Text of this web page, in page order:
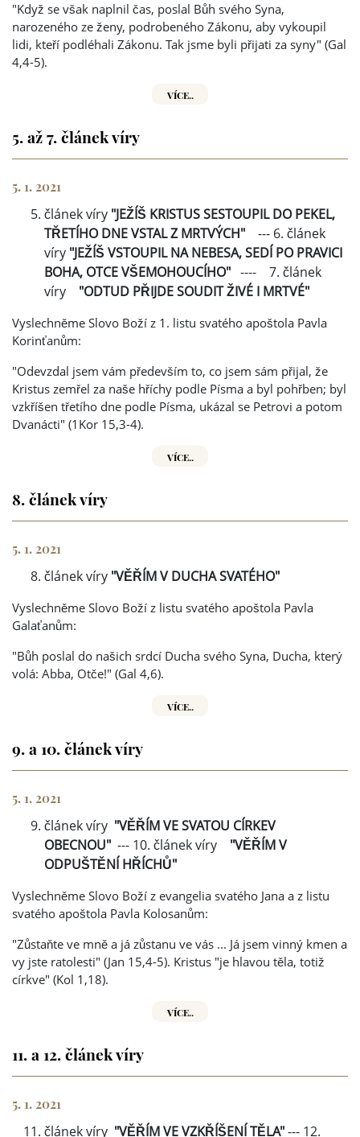
"Když se však naplnil čas, poslal Bůh svého Syna,
narozeného ze ženy, podrobeného Zákonu, aby vykoupil
lidi, kteří podléhali Zákonu. Tak jsme byli přijati za syny" (Gal
4,4-5).
VÍCE..
5. až 7. článek víry
5. 1. 2021
článek víry "JEŽÍŠ KRISTUS SESTOUPIL DO PEKEL,
TŘETÍHO DNE VSTAL Z MRTVÝCH"
--- 6. článek
víry "JEŽÍŠ VSTOUPIL NA NEBESA, SEDÍ PO PRAVICI
BOHA, OTCE VŠEMOHOUCÍHO" ---- 7. článek
víry "ODTUD PŘIJDE SOUDIT ŽIVÉ I MRTVÉ"
Vyslechněme Slovo Boží z 1. listu svatého apoštola Pavla
Korinťanům:
"Odevzdal jsem vám především to, co jsem sám přijal, že
Kristus zemřel za naše hříchy podle Písma a byl pohřben; byl
vzkříšen třetího dne podle Písma, ukázal se Petrovi a potom
Dvanácti" (1Kor 15,3-4).
VÍCE..
8. článek víry
5. 1. 2021
článek víry "VĚŘÍM V DUCHA SVATÉHO"
Vyslechněme Slovo Boží z listu svatého apoštola Pavla
Galaťanům:
"Bůh poslal do našich srdcí Ducha svého Syna, Ducha, který
volá: Abba, Otče!" (Gal 4,6).
VÍCE..
9. a 10. článek víry
5. 1. 2021
článek víry "VĚŘÍM VE SVATOU CÍRKEV
OBECNOU" --- 10. článek víry "VĚŘÍM V
ODPUŠTĚNÍ HŘÍCHŮ"
Vyslechněme Slovo Boží z evangelia svatého Jana a z listu
svatého apoštola Pavla Kolosanům:
"Zůstaňte ve mně a já zůstanu ve vás ... Já jsem vinný kmen a
vy jste ratolesti" (Jan 15,4-5). Kristus "je hlavou těla, totiž
církve" (Kol 1,18).
VÍCE..
11. a 12. článek víry
5. 1. 2021
článek víry "VĚŘÍM VE VZKŘÍŠENÍ TĚLA"--- 12.